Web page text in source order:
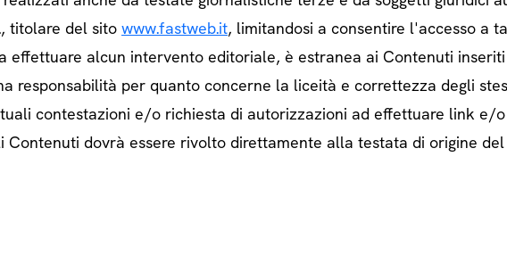
titolare del sito www.fastweb.it, limitandosi a consentire l'accesso a
effettuare alcun intervento editoriale, è estranea ai Contenuti
responsabilità per quanto concerne la liceità e correttezza degli
contestazioni e/o richiesta di autorizzazioni ad effettuare link
Contenuti dovrà essere rivolto direttamente alla testata di origine